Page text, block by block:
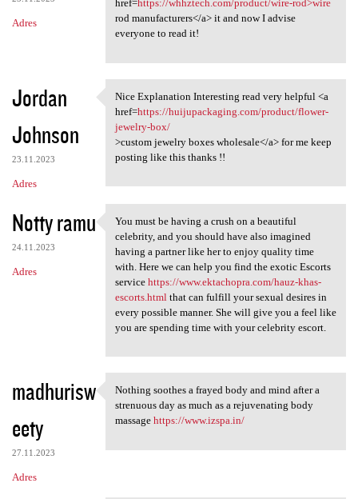
m
e
a
z
e
Adres
href=https://whhztech.com/product/wire-rod>wire
rod manufacturers</a> it and now I advise
everyone to read it!
Jordan
Johnson
23.11.2023
Adres
Nice Explanation Interesting
Nice Explanation Interesting read very helpful <a
href=https://huijupackaging.com/product/flower-
jewelry-box/
>custom jewelry boxes wholesale</a> for me keep
posting like this thanks !!
Notty ramu
24.11.2023
Adres
You must be having a crush on
You must be having a crush on a beautiful
celebrity, and you should have also imagined
having a partner like her to enjoy quality time
with. Here we can help you find the exotic Escorts
service https://www.ektachopra.com/hauz-khas-
escorts.html that can fulfill your sexual desires in
every possible manner. She will give you a feel like
you are spending time with your celebrity escort.
madhurisw
eety
27.11.2023
Adres
Nothing soothes a frayed body
Nothing soothes a frayed body and mind after a
strenuous day as much as a rejuvenating body
massage https://www.izspa.in/